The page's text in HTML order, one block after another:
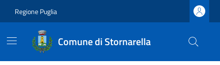
Regione Puglia
Comune di Stornarella